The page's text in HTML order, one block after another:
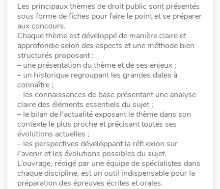
Les principaux thèmes de droit public sont présentés
sous forme de fiches pour faire le point et se préparer
aux concours.
Chaque thème est développé de manière claire et
approfondie selon des aspects et une méthode bien
structurés proposant :
– une présentation du thème et de ses enjeux ;
– un historique regroupant les grandes dates à
connaître ;
– les connaissances de base présentant une analyse
claire des éléments essentiels du sujet ;
– le bilan de l’actualité exposant le thème dans son
contexte le plus proche et précisant toutes ses
évolutions actuelles ;
– les perspectives développant la réfl exion sur
l’avenir et les évolutions possibles du sujet.
L’ouvrage, rédigé par une équipe de spécialistes dans
chaque discipline, est un outil indispensable pour la
préparation des épreuves écrites et orales.